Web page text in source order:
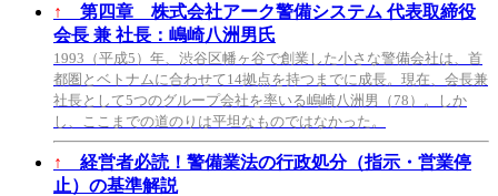
↑
第四章 株式会社アーク警備システム 代表取締役
会長 兼 社長：嶋崎八洲男氏
1993（平成5）年、渋谷区幡ヶ谷で創業した小さな警備会社は、首
都圏とベトナムに合わせて14拠点を持つまでに成長。現在、会長兼
社長として5つのグループ会社を率いる嶋崎八洲男（78）。しか
し、ここまでの道のりは平坦なものではなかった。
↑
経営者必読！警備業法の行政処分（指示・営業停
止）の基準解説